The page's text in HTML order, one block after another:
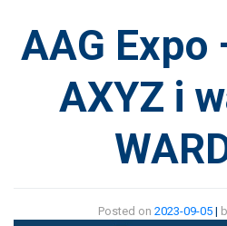
AAG
AXYZ i
Posted on 2023-09-05|